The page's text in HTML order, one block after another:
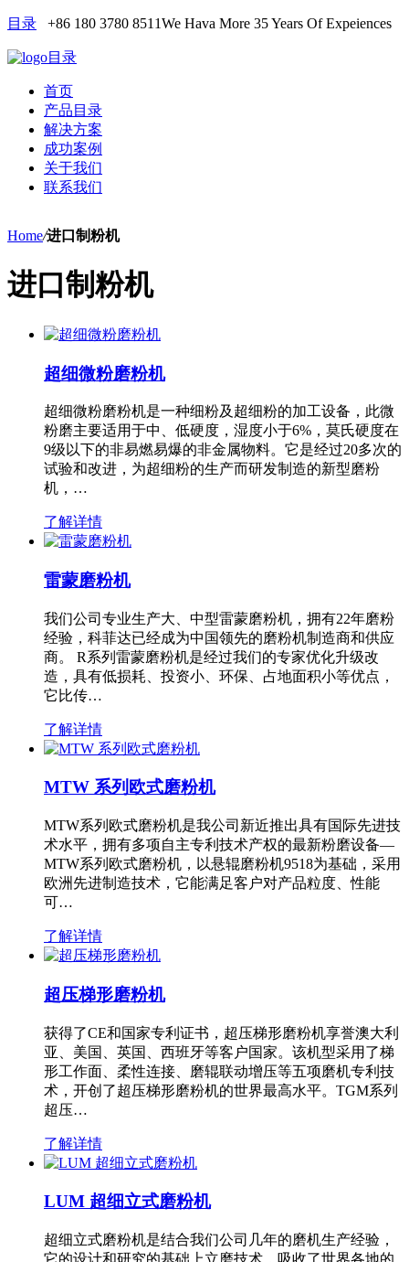
目录 +86 180 3780 8511We Hava More 35 Years Of Expeiences
目录
首页
产品目录
解决方案
成功案例
关于我们
联系我们
Home/进口制粉机
进口制粉机
超细微粉磨粉机
超细微粉磨粉机是一种细粉及超细粉的加工设备，此微
粉磨主要适用于中、低硬度，湿度小于6%，莫氏硬度在
9级以下的非易燃易爆的非金属物料。它是经过20多次的
试验和改进，为超细粉的生产而研发制造的新型磨粉
机，…
了解详情
雷蒙磨粉机
我们公司专业生产大、中型雷蒙磨粉机，拥有22年磨粉
经验，科菲达已经成为中国领先的磨粉机制造商和供应
商。 R系列雷蒙磨粉机是经过我们的专家优化升级改
造，具有低损耗、投资小、环保、占地面积小等优点，
它比传…
了解详情
MTW 系列欧式磨粉机
MTW系列欧式磨粉机是我公司新近推出具有国际先进技
术水平，拥有多项自主专利技术产权的最新粉磨设备—
MTW系列欧式磨粉机，以悬辊磨粉机9518为基础，采用
欧洲先进制造技术，它能满足客户对产品粒度、性能
可…
了解详情
超压梯形磨粉机
获得了CE和国家专利证书，超压梯形磨粉机享誉澳大利
亚、美国、英国、西班牙等客户国家。该机型采用了梯
形工作面、柔性连接、磨辊联动增压等五项磨机专利技
术，开创了超压梯形磨粉机的世界最高水平。TGM系列
超压…
了解详情
LUM 超细立式磨粉机
超细立式磨粉机是结合我们公司几年的磨机生产经验，
它的设计和研究的基础上立磨技术，吸收了世界各地的